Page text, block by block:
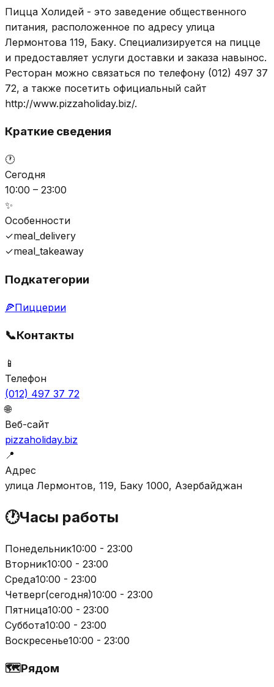
Пицца Холидей - это заведение общественного
питания, расположенное по адресу улица
Лермонтова 119, Баку. Специализируется на пицце
и предоставляет услуги доставки и заказа навынос.
Ресторан можно связаться по телефону (012) 497 37
72, а также посетить официальный сайт
http://www.pizzaholiday.biz/.
Краткие сведения
🕐
Сегодня
10:00 – 23:00
✨
Особенности
✓meal_delivery
✓meal_takeaway
Подкатегории
🍕Пиццерии
📞Контакты
📱
Телефон
(012) 497 37 72
🌐
Веб-сайт
pizzaholiday.biz
📍
Адрес
улица Лермонтов, 119, Баку 1000, Азербайджан
🕐Часы работы
Понедельник10:00 - 23:00
Вторник10:00 - 23:00
Среда10:00 - 23:00
Четверг(сегодня)10:00 - 23:00
Пятница10:00 - 23:00
Суббота10:00 - 23:00
Воскресенье10:00 - 23:00
🗺️Рядом